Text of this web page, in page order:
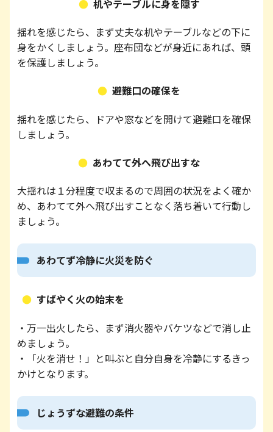
机やテーブルに身を隠す
揺れを感じたら、まず丈夫な机やテーブルなどの下に
身をかくしましょう。座布団などが身近にあれば、頭
を保護しましょう。
避難口の確保を
揺れを感じたら、ドアや窓などを開けて避難口を確保
しましょう。
あわてて外へ飛び出すな
大揺れは１分程度で収まるので周囲の状況をよく確か
め、あわてて外へ飛び出すことなく落ち着いて行動し
ましょう。
あわてず冷静に火災を防ぐ
すばやく火の始末を
・万一出火したら、まず消火器やバケツなどで消し止
めましょう。
・「火を消せ！」と叫ぶと自分自身を冷静にするきっ
かけとなります。
じょうずな避難の条件